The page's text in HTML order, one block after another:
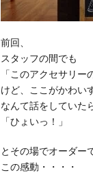
前回、
スタッフの間でも
「このアクセサリー
けど、ここがかわい
なんて話をしていた
「ひょいっ！」
とその場でオーダー
この感動・・・・